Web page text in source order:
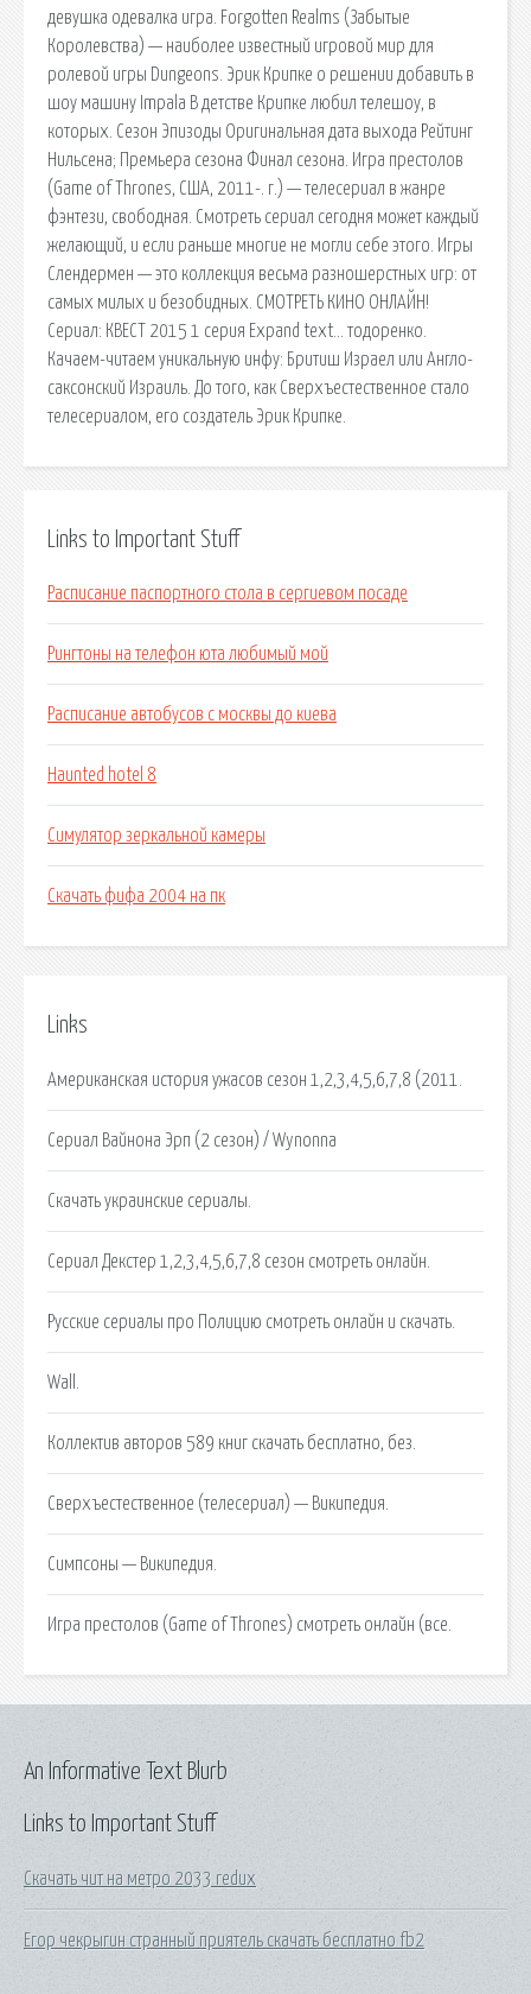
девушка одевалка игра. Forgotten Realms (Забытые
Королевства) — наиболее известный игровой мир для
ролевой игры Dungeons. Эрик Крипке о решении добавить в
шоу машину Impala В детстве Крипке любил телешоу, в
которых. Сезон Эпизоды Оригинальная дата выхода Рейтинг
Нильсена; Премьера сезона Финал сезона. Игра престолов
(Game of Thrones, США, 2011-. г.) — телесериал в жанре
фэнтези, свободная. Смотреть сериал сегодня может каждый
желающий, и если раньше многие не могли себе этого. Игры
Слендермен — это коллекция весьма разношерстных игр: от
самых милых и безобидных. СМОТРЕТЬ КИНО ОНЛАЙН!
Сериал: КВЕСТ 2015 1 серия Expand text… тодоренко.
Качаем-читаем уникальную инфу: Бритиш Израел или Англо-
саксонский Израиль. До того, как Сверхъестественное стало
телесериалом, его создатель Эрик Крипке.
Links to Important Stuff
Расписание паспортного стола в сергиевом посаде
Рингтоны на телефон юта любимый мой
Расписание автобусов с москвы до киева
Haunted hotel 8
Симулятор зеркальной камеры
Скачать фифа 2004 на пк
Links
Американская история ужасов сезон 1,2,3,4,5,6,7,8 (2011.
Сериал Вайнона Эрп (2 сезон) / Wynonna
Скачать украинские сериалы.
Сериал Декстер 1,2,3,4,5,6,7,8 сезон смотреть онлайн.
Русские сериалы про Полицию смотреть онлайн и скачать.
Wall.
Коллектив авторов 589 книг скачать бесплатно, без.
Сверхъестественное (телесериал) — Википедия.
Симпсоны — Википедия.
Игра престолов (Game of Thrones) смотреть онлайн (все.
Links to Important Stuff
Скачать чит на метро 2033 redux
Егор чекрыгин странный приятель скачать бесплатно fb2
An Informative Text Blurb